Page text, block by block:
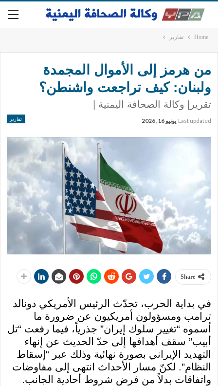
Home تقارير
من هرمز إلى الأموال المجمدة
ولبنان: كيف تراجعت واشنطن؟
تقرير| وكالة الصحافة اليمنية |
تقارير Last updated يونيو 16, 2026
Share
في بداية الحرب، تحدّث الرئيس الأمريكي دونالد
ترامب ومسؤولون أمريكيون عن ضرورة ما
أسموه “تغيير سلوك إيران” جذرياً، فيما رفعت “تل
أبيب” سقف أهدافها إلى حدّ الحديث عن إنهاء
التهديد الإيراني بصورة نهائية وذلك عبر “إسقاط
النظام”. لكنّ مسار الأحداث انتهى إلى مفاوضات
واتفاقات بدلاً من فرض شروط أحادية الجانب.